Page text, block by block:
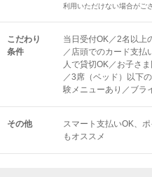
利用いただけない場合がご
こだわり
条件
当日受付OK／2名以上
／店頭でのカード支払
人で貸切OK／お子さ
／3席（ベッド）以下
験メニューあり／ブラ
その他 スマート支払いOK
もオススメ